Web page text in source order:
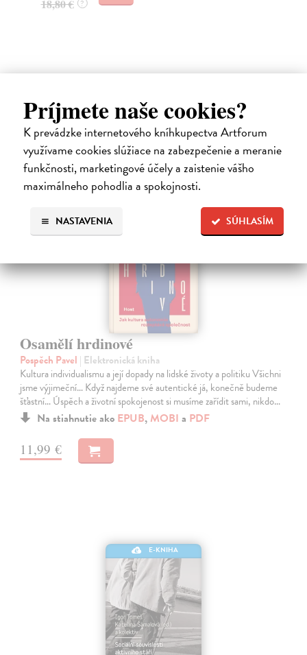
Príjmete naše cookies?
K prevádzke internetového kníhkupectva Artforum
využívame cookies slúžiace na zabezpečenie a meranie
funkčnosti, marketingové účely a zaistenie vášho
maximálneho pohodlia a spokojnosti.
SÚHLASÍM
NASTAVENIA
18,80 € ?
Ďalšie z kategórie sociológia
E-KNIHA
Osamělí hrdinové
Pospěch Pavel | Elektronická kniha
Kultura individualismu a její dopady na lidské životy a politiku Všichni
jsme výjimeční… Když najdeme své autentické já, konečně budeme
šťastní… Úspěch a životní spokojenost si musíme zařídit sami, nikdo…
Na stiahnutie ako EPUB, MOBI a PDF
11,99 €
E-KNIHA